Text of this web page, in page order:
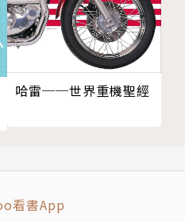
空攻防姿態
用來看行情的強弱非常
是還看不懂連續多根K線
你看懂多空態勢。
吞噬」的週K線圖，該如
趨勢，出現了一根長黑
倒霉
的重大失誤
裡？
高點
哈雷──世界重機聖經
看書App